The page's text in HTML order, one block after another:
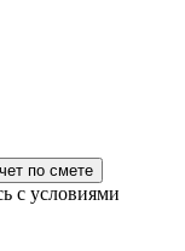
с условиями